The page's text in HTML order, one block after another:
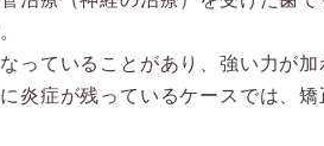
っていることがあり、強い力が
炎症が残っているケースでは、